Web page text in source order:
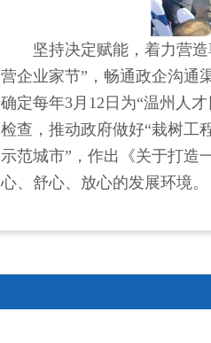
坚持决定赋能，着力营
营企业家节”，畅通政企沟通
确定每年3月12日为“温州人
检查，推动政府做好“栽树工
示范城市”，作出《关于打造
心、舒心、放心的发展环境。